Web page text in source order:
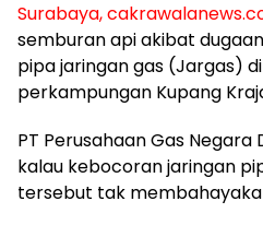
Surabaya,
semburan api akibat
pipa jaringan gas (Jargas)
perkampungan Kupang
PT Perusahaan Gas
kalau kebocoran jaringan
tersebut tak